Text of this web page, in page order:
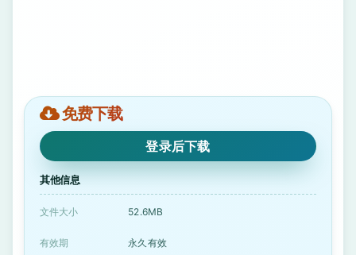
免费下载
登录后下载
其他信息
文件大小 52.6MB
有效期 永久有效